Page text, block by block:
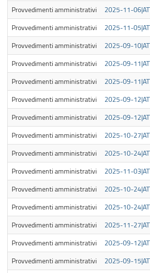
Provvedimenti amministrativi
2025-11-
Provvedimenti amministrativi
2025-11-
Provvedimenti amministrativi
2025-09-
Provvedimenti amministrativi
2025-09-
Provvedimenti amministrativi
2025-09-
Provvedimenti amministrativi
2025-09-
Provvedimenti amministrativi
2025-09-
Provvedimenti amministrativi
2025-10-
Provvedimenti amministrativi
2025-10-
Provvedimenti amministrativi
2025-11-
Provvedimenti amministrativi
2025-10-
Provvedimenti amministrativi
2025-10-
Provvedimenti amministrativi
2025-11-
Provvedimenti amministrativi
2025-09-
Provvedimenti amministrativi
2025-09-